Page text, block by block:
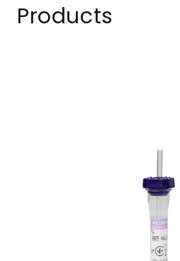
Products